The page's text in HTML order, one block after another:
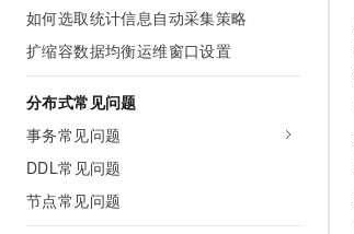
如何选取统计信息自动采集策略
扩缩容数据均衡运维窗口设置
分布式常见问题
事务常见问题
DDL常见问题
节点常见问题